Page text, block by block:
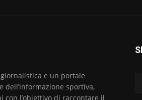
e un portale
dell’informazione sportiva,
con l’obiettivo di raccontare il